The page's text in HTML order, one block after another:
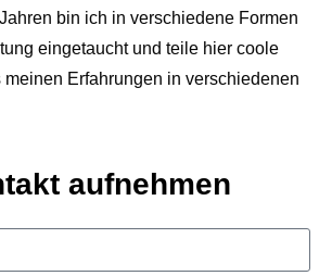
bin ich in verschiedene Formen
eingetaucht und teile hier coole
meinen Erfahrungen in verschiedenen
aufnehmen